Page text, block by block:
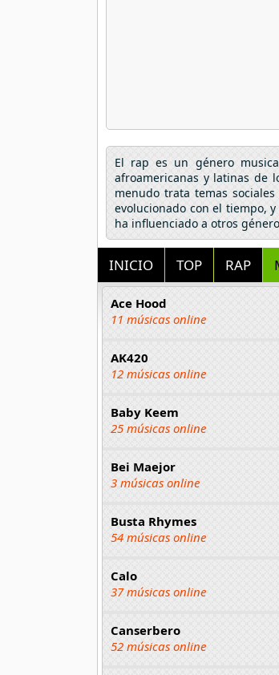
El rap es un género
afroamericanas y latinas de
menudo trata temas
evolucionado con el tiempo,
ha influenciado a otros
INICIO TOP RAP
Ace Hood
11 músicas online
AK420
12 músicas online
Baby Keem
25 músicas online
Bei Maejor
3 músicas online
Busta Rhymes
54 músicas online
Calo
37 músicas online
Canserbero
52 músicas online